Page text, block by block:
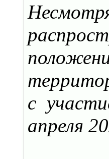
с
апреля